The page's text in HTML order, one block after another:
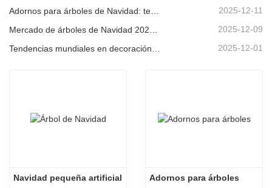
2025-12-11
2025-12-09
Tendencias mundiales en decoración navideña y por qué Christmas Queen sigue liderando el mercado 2025-12-01
Navidad pequeña artificial Adornos para árboles